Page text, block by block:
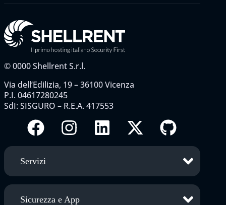
©0000Shellrent S.r.l.
Via dell’Edilizia, 19 – 36100 Vicenza
P.I. 04617280245
SdI: SISGURO – R.E.A. 417553
Servizi
Sicurezza e App